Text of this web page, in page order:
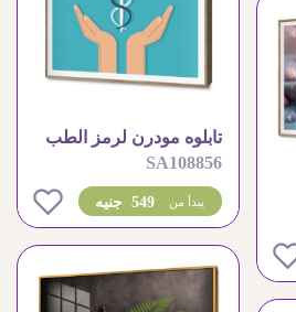
تابلوه مودرن لرمز الطب
والعناية الصحية
SA108856
549 جنيه يبدأ من
0